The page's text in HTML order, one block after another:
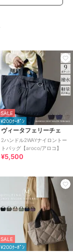
SALE
¥200ｸｰﾎﾟﾝ
ヴィータフェリーチェ
2ハンドル2WAYナイロントー
トバッグ【aroco/アロコ】
¥5,500
SALE
¥200ｸｰﾎﾟﾝ